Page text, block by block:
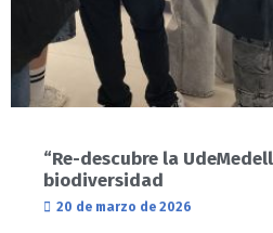
“Re-descubre la
biodiversidad
20 de marzo de 2026